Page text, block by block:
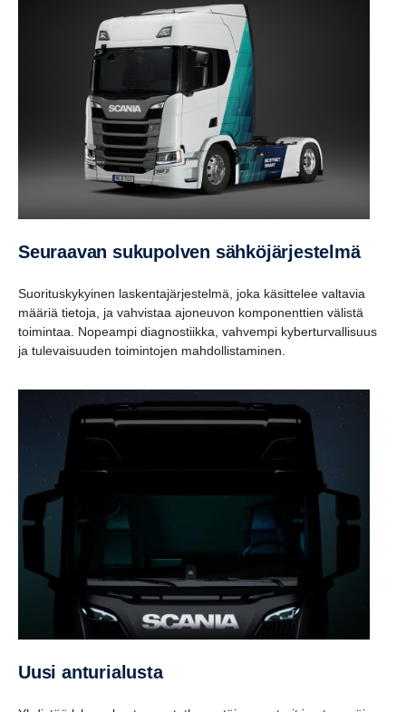
Seuraavan sukupolven sähköjärjestelmä
Suorituskykyinen laskentajärjestelmä, joka käsittelee valtavia
määriä tietoja, ja vahvistaa ajoneuvon komponenttien välistä
toimintaa. Nopeampi diagnostiikka, vahvempi kyberturvallisuus
ja tulevaisuuden toimintojen mahdollistaminen.
Uusi anturialusta